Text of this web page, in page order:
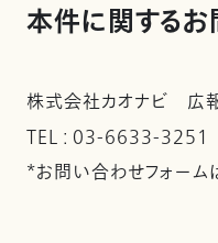
本件に関する
株式会社カオナビ 広
TEL : 03-6633-
*お問い合わせフォーム